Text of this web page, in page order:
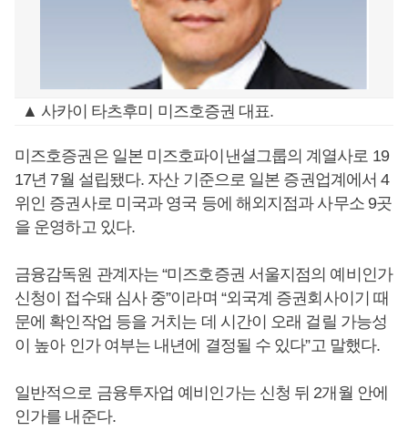
▲ 사카이 타츠후미 미즈호증권 대표.
미즈호증권은 일본 미즈호파이낸셜그룹의 계열사로 19
17년 7월 설립됐다. 자산 기준으로 일본 증권업계에서 4
위인 증권사로 미국과 영국 등에 해외지점과 사무소 9곳
을 운영하고 있다.
금융감독원 관계자는 “미즈호증권 서울지점의 예비인가
신청이 접수돼 심사 중”이라며 “외국계 증권회사이기 때
문에 확인작업 등을 거치는 데 시간이 오래 걸릴 가능성
이 높아 인가 여부는 내년에 결정될 수 있다”고 말했다.
일반적으로 금융투자업 예비인가는 신청 뒤 2개월 안에
인가를 내준다.